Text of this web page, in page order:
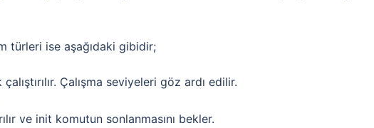
türleri ise aşağıdaki gibidir;
Çalışma seviyeleri göz ardı edilir.
ve init komutun sonlanmasını bekler.